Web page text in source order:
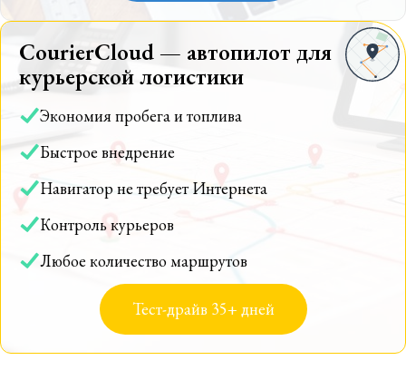
CourierCloud — автопилот для
курьерской логистики
Экономия пробега и топлива
Быстрое внедрение
Навигатор не требует Интернета
Контроль курьеров
Любое количество маршрутов
Тест-драйв 35+ дней